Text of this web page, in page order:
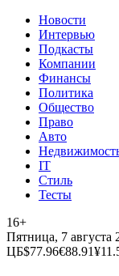
Новости
Интервью
Подкасты
Компании
Финансы
Политика
Общество
Право
Авто
IT
Стиль
Тесты
16+
Пятница, 7 августа
ЦБ$77.96€88.91¥